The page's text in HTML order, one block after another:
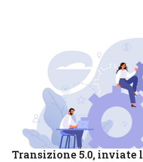
Transizione 5.0, inviate